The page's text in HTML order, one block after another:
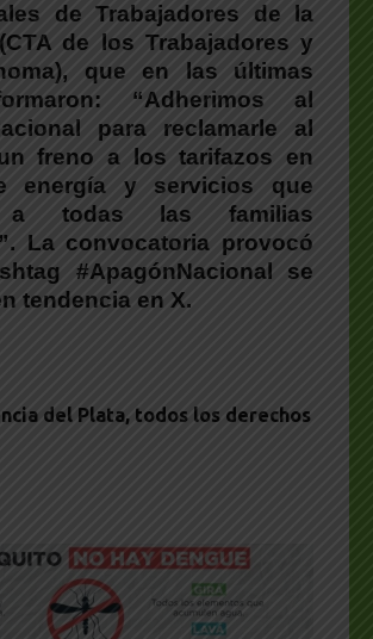
de Trabajadores de la
de los Trabajadores y
que en las últimas
“Adherimos al
para reclamarle al
freno a los tarifazos en
energía y servicios que
a todas las familias
La convocatoria provocó
#ApagónNacional se
tendencia en X.
del Plata, todos los derechos